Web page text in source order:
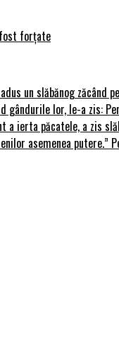
forțate
un slăbănog zăcând
lor, le-a zis:
a ierta păcatele, a zis
asemenea putere.”